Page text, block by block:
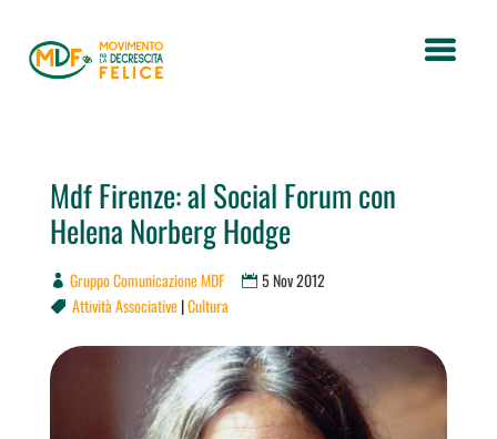
Mdf Firenze: al Social Forum con
Helena Norberg Hodge
Gruppo Comunicazione MDF 5 Nov 2012
 Attività Associative|Cultura